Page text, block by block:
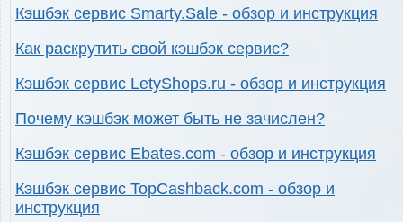
Кэшбэк сервис Smarty.Sale - обзор и инструкция
Как раскрутить свой кэшбэк сервис?
Кэшбэк сервис LetyShops.ru - обзор и инструкция
Почему кэшбэк может быть не зачислен?
Кэшбэк сервис Ebates.com - обзор и инструкция
Кэшбэк сервис TopCashback.com - обзор и
инструкция